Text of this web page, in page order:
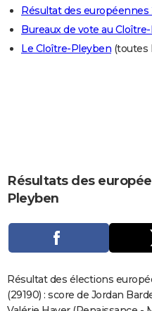
Guides de France
Escapades
Patrimoine
Expositions
Musées
Week-end nature
LIFESTYLE
Art de vivre
Bien-être
Loisirs
Mode
Modes de vie
CARTE DE VOEUX
Carte de Noël
Carte Bonne année
Carte Saint-Valentin
Carte Pâques
Carte d'anniversaire
Dictionnaire
Biographies
Expressions
Proverbes
PROGRAMME TV
S'inscrire
Se connecter
Lycées
Collèges
Primaires
Universités
Entreprises
Service militaire
Avis de recherche
AVIS DE DÉCÈS
Résultat des
Bureaux de vote au
Le Cloître-Pleyben (toutes
Résultats des
Pleyben
Résultat des élections
(29190) : score de Jordan